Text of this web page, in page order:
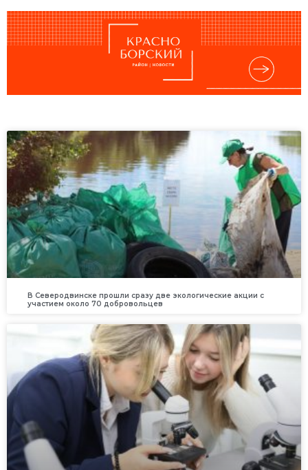
В Северодвинске прошли сразу две экологические акции с
участием около 70 добровольцев